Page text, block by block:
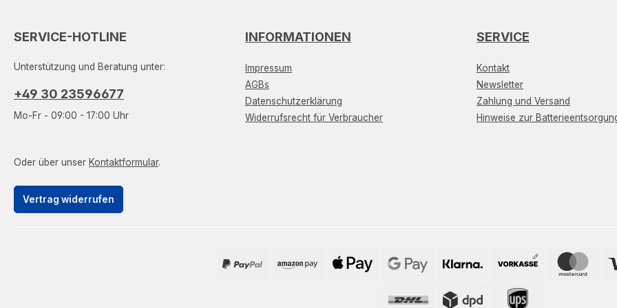
SERVICE-HOTLINE
Unterstützung und Beratung unter:
+49 30 23596677
Mo-Fr - 09:00 - 17:00 Uhr
Oder über unser Kontaktformular.
Vertrag widerrufen
INFORMATIONEN
Impressum
AGBs
Datenschutzerklärung
Widerrufsrecht für Verbraucher
SERVICE
Kontakt
Newsletter
Zahlung und Versand
Hinweise zur